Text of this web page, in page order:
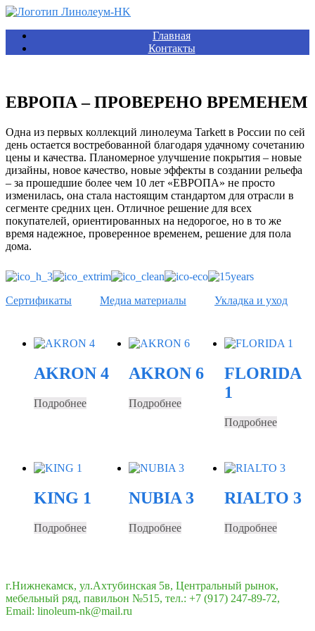
Главная
Контакты
ЕВРОПА – ПРОВЕРЕНО ВРЕМЕНЕМ
Одна из первых коллекций линолеума Tarkett в России по сей
день остается востребованной благодаря удачному сочетанию
цены и качества. Планомерное улучшение покрытия – новые
дизайны, новое качество, новые эффекты в создании рельефа
– за прошедшие более чем 10 лет «ЕВРОПА» не просто
изменилась, она стала настоящим стандартом для отрасли в
сегменте средних цен. Отличное решение для всех
покупателей, ориентированных на недорогое, но в то же
время надежное, проверенное временем, решение для пола
дома.
Сертификаты Медиа материалы Укладка и уход
AKRON 4
Подробнее
AKRON 6
Подробнее
FLORIDA
1
Подробнее
KING 1
Подробнее
NUBIA 3
Подробнее
RIALTO 3
Подробнее
г.Нижнекамск, ул.Ахтубинская 5в, Центральный рынок,
мебельный ряд, павильон №515, тел.: +7 (917) 247-89-72,
Email: linoleum-nk@mail.ru